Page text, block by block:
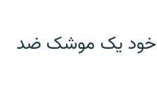
خود یک موشک ضد